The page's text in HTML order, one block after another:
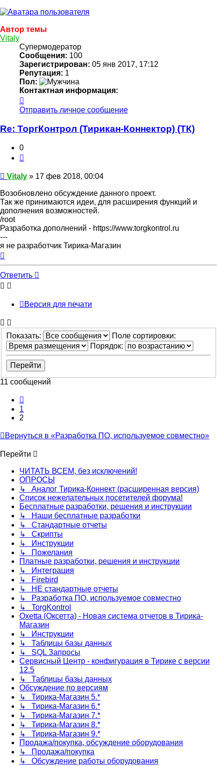
Автор темы
Vitaly
Супермодератор
Сообщения: 100
Зарегистрирован: 05 янв 2017, 17:12
Репутация: 1
Пол:
Контактная информация:
информация
пользователя
Vitaly
Отправить личное сообщение
Re: ТоргКонтрол (Тирикан-Коннектор) (ТК)
0
Сообщение
Vitaly » 17 фев 2018, 00:04
Возобновлено обсуждение данного проект.
Так же принимаются идеи, для расширения функций и
дополнения возможностей.
/root
Разработка дополнений - https://www.torgkontrol.ru
---
я не разработчик Тирика-Магазин
началу
Ответить
Версия для печати
Показать:
Поле сортировки:
Порядок:
11 сообщений
1
2
Вернуться в «Разработка ПО, используемое совместно»
Перейти
ЧИТАТЬ ВСЕМ, без исключений!
ОПРОСЫ
↳ Аналог Тирика-Коннект (расширенная версия)
Список нежелательных посетителей форума!
Бесплатные разработки, решения и инструкции
↳ Наши бесплатные разработки
↳ Стандартные отчеты
↳ Скрипты
↳ Инструкции
↳ Пожелания
Платные разработки, решения и инструкции
↳ Интеграция
↳ Firebird
↳ НЕ стандартные отчеты
↳ Разработка ПО, используемое совместно
↳ TorgKontrol
Oxetta (Оксетта) - Новая система отчетов в Тирика-
Магазин
↳ Инструкции
↳ Таблицы базы данных
↳ SQL Запросы
Сервисный Центр - конфигурация в Тирике с версии
12.5
↳ Таблицы базы данных
Обсуждение по версиям
↳ Тирика-Магазин 5.*
↳ Тирика-Магазин 6.*
↳ Тирика-Магазин 7.*
↳ Тирика-Магазин 8.*
↳ Тирика-Магазин 9.*
Продажа/покупка, обсуждение оборудования
↳ Продажа/покупка
↳ Обсуждение работы оборудования